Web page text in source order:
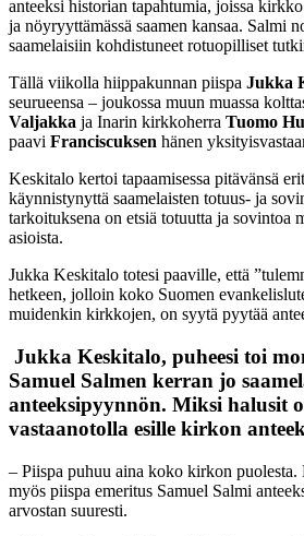
anteeksi historian tapahtumia, joissa
ja nöyryyttämässä saamen kansaa. Salmi
saamelaisiin kohdistuneet rotuopilliset
Tällä viikolla hiippakunnan piispa Jukka
seurueensa – joukossa muun muassa
Valjakka ja Inarin kirkkoherra Tuomo
paavi Franciscuksen hänen
Keskitalo kertoi tapaamisessa pitävänsä
käynnistynyttä saamelaisten totuus- ja
tarkoituksena on etsiä totuutta ja sovintoa
asioista.
Jukka Keskitalo totesi paaville, että
hetkeen, jolloin koko Suomen
muidenkin kirkkojen, on syytä pyytää
Jukka Keskitalo, puheesi toi
Samuel Salmen kerran jo
anteeksipyynnön. Miksi halusit
vastaanotolla esille kirkon
– Piispa puhuu aina koko kirkon puolesta.
myös piispa emeritus Samuel Salmi
arvostan suuresti.